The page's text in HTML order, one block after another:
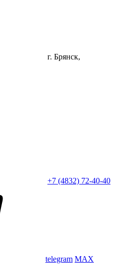
г. Брянск,
+7 (4832) 72-40-40
telegram MAX